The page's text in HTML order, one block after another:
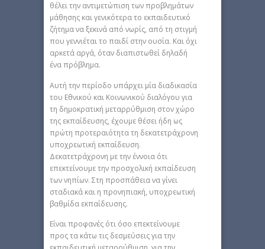
θέλει την αντιμετώπιση των προβλημάτων
μάθησης και γενικότερα το εκπαιδευτικό
ζήτημα να ξεκινά από νωρίς, από τη στιγμή
που γεννιέται το παιδί στην ουσία. Και όχι
αρκετά αργά, όταν διαπιστωθεί δηλαδή
ένα πρόβλημα.
Αυτή την περίοδο υπάρχει μία διαδικασία
του Εθνικού και Κοινωνικού διαλόγου για
τη δημοκρατική μεταρρύθμιση στον χώρο
της εκπαίδευσης, έχουμε θέσει ήδη ως
πρώτη προτεραιότητα τη δεκατετράχρονη
υποχρεωτική εκπαίδευση.
Δεκατετράχρονη με την έννοια ότι
επεκτείνουμε την προσχολική εκπαίδευση
των νηπίων. Στη προσπάθεια να γίνει
σταδιακά και η προνηπιακή, υποχρεωτική
βαθμίδα εκπαίδευσης.
Είναι προφανές ότι όσο επεκτείνουμε
προς τα κάτω τις δεσμεύσεις για την